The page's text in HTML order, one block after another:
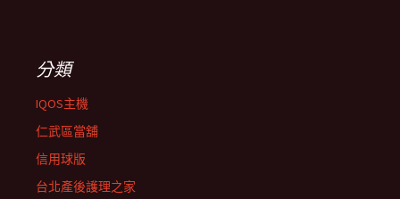
分類
IQOS主機
仁武區當舖
信用球版
台北產後護理之家